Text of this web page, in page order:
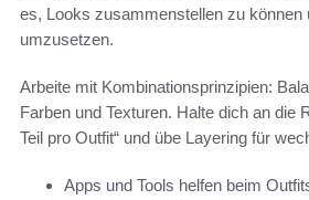
es, Looks zusammenstellen zu können
umzusetzen.
Arbeite mit Kombinationsprinzipien:
Farben und Texturen. Halte dich an die
Teil pro Outfit“ und übe Layering für
Apps und Tools helfen beim